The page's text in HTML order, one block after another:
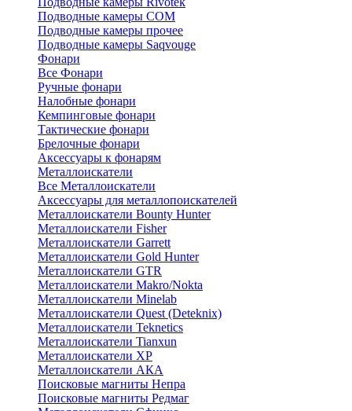
Подводные камеры СОМ
Подводные камеры прочее
Подводные камеры Saqvouge
Фонари
Все Фонари
Ручные фонари
Налобные фонари
Кемпинговые фонари
Тактические фонари
Брелочные фонари
Аксессуары к фонарям
Металлоискатели
Все Металлоискатели
Аксессуары для металлопоискателей
Металлоискатели Bounty Hunter
Металлоискатели Fisher
Металлоискатели Garrett
Металлоискатели Gold Hunter
Металлоискатели GTR
Металлоискатели Makro/Nokta
Металлоискатели Minelab
Металлоискатели Quest (Deteknix)
Металлоискатели Teknetics
Металлоискатели Tianxun
Металлоискатели XP
Металлоискатели АКА
Поисковые магниты Непра
Поисковые магниты Редмаг